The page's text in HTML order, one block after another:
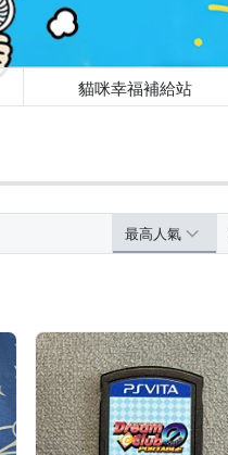
貓咪幸福補給站
最高人氣